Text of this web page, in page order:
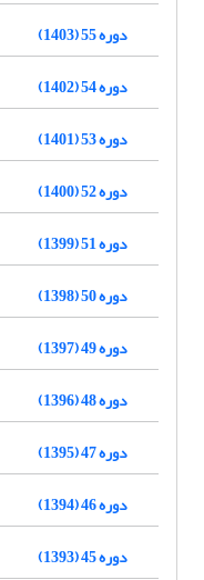
دوره 55 (1403)
دوره 54 (1402)
دوره 53 (1401)
دوره 52 (1400)
دوره 51 (1399)
دوره 50 (1398)
دوره 49 (1397)
دوره 48 (1396)
دوره 47 (1395)
دوره 46 (1394)
دوره 45 (1393)